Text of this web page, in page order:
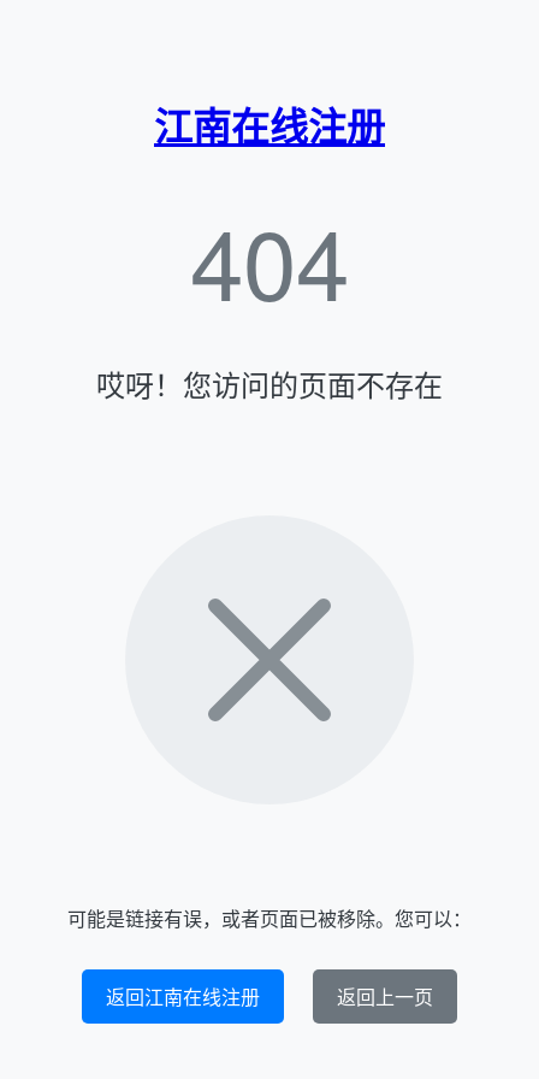
江南在线注册
404
哎呀！您访问的页面不存在
可能是链接有误，或者页面已被移除。您可以：
返回江南在线注册 返回上一页